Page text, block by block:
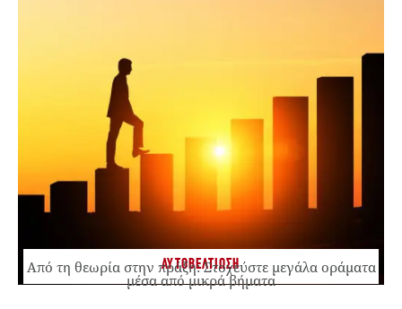
ΑΥΤΟΒΕΛΤΙΩΣΗ
Από τη θεωρία στην πράξη: Στοχεύστε μεγάλα οράματα
μέσα από μικρά βήματα